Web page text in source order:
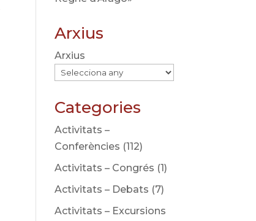
Arxius
Arxius
Categories
Activitats –
Conferències (112)
Activitats – Congrés (1)
Activitats – Debats (7)
Activitats – Excursions